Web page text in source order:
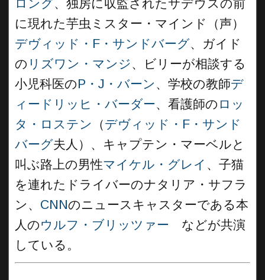
ロング、独房に収監されたサデウスの前
に現れた芋虫ミスター・マインド（声）
デヴィッド・F・サンドバーグ、ガイド
の リズワン・マンジ、ビリーが相談する
小児科医のP・J・バーン 、学校の教師デ
ィードリッヒ・バーダー、看護師の ロッ
タ・ロステン
（デヴィッド・F・サンド
バーグ夫人）、キャプテン・マーベルと
叫ぶ路上の男性マイケル・グレイ 、子猫
を連れたドライバーのナタリア・サフラ
ン、 CNNのニュースキャスターである本
人のウルフ・ブリッツァー などが共演
している。